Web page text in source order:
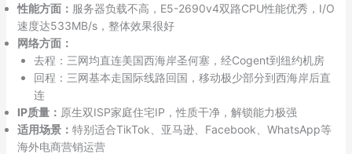
性能方面： 服务器负载不高，E5-2690v4双路CPU性能优秀，I/O
速度达533MB/s，整体效果很好
网络方面：
去程：三网均直连美国西海岸圣何塞，经Cogent到纽约机房
回程：三网基本走国际线路回国，移动极少部分到西海岸后直
连
IP质量： 原生双ISP家庭住宅IP，性质干净，解锁能力极强
适用场景： 特别适合TikTok、亚马逊、Facebook、WhatsApp等
海外电商营销运营